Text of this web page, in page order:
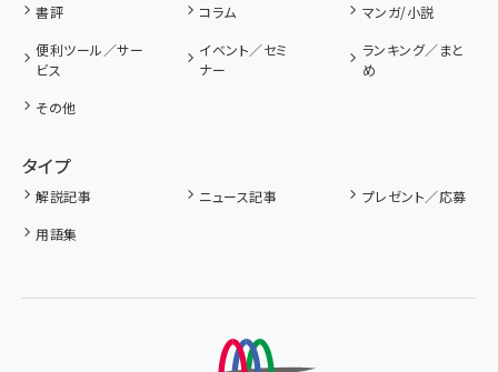
書評 コラム
マンガ/小説
便利ツール／サー
ビス
イベント／セミ
ナー
ランキング／まと
め
その他
タイプ
解説記事 ニュース記事
プレゼント／応募
用語集